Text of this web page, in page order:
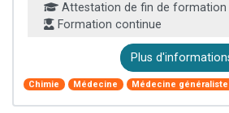
Attestation de fin de formation
Formation continue
Plus
Chimie Médecine Médecine